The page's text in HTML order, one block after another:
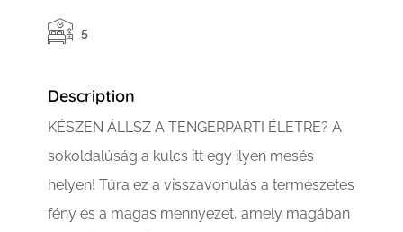
5
Description
KÉSZEN ÁLLSZ A TENGERPARTI ÉLETRE? A
sokoldalúság a kulcs itt egy ilyen mesés
helyen! Túra ez a visszavonulás a természetes
fény és a magas mennyezet, amely magában